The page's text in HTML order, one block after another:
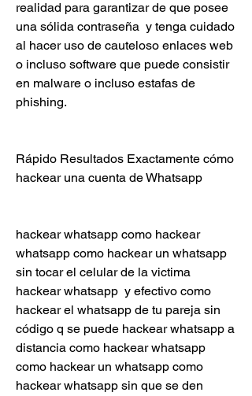
realidad para garantizar de que posee
una sólida contraseña  y tenga cuidado
al hacer uso de cauteloso enlaces web
o incluso software que puede consistir
en malware o incluso estafas de
phishing.
Rápido Resultados Exactamente cómo
hackear una cuenta de Whatsapp
hackear whatsapp como hackear
whatsapp como hackear un whatsapp
sin tocar el celular de la victima
hackear whatsapp  y efectivo como
hackear el whatsapp de tu pareja sin
código q se puede hackear whatsapp a
distancia como hackear whatsapp
como hackear un whatsapp como
hackear whatsapp sin que se den